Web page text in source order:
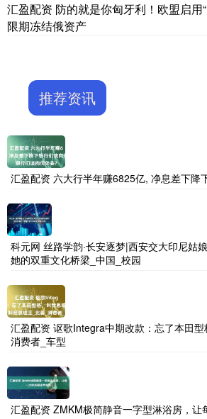
汇盈配资 防的就是你匈牙利！欧盟启用
限期冻结俄资产
推荐资讯
汇盈配资 六大行半年赚6825亿, 净息差下降
科元网 丝路学韵·长安逐梦|西安交大印尼姑
她的双重文化桥梁_中国_校园
汇盈配资 讴歌Integra中期改款：忘了本田型
消费者_车型
汇盈配资 ZMKM极简静音一字型淋浴房，让